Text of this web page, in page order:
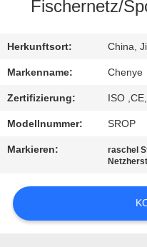
SIE
UNS
FORDERN
SIE
ZITAT
Fischernetz/
Herkunftsort: China,
Markenname: Chenye
Zertifizierung: ISO
Modellnummer: SROP
Markieren: raschel